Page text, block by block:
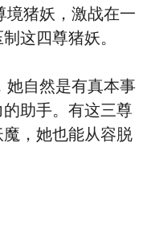
猪妖，激战在一
这四尊猪妖。
自然是有真本事
助手。有这三尊
，她也能从容脱